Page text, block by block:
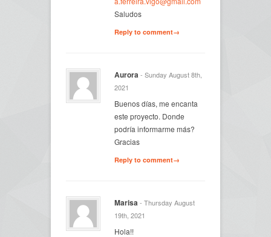
Saludos
Reply to comment→
Aurora- Sunday August 8th,
2021
Buenos días, me encanta
este proyecto. Donde
podría informarme más?
Gracias
Reply to comment→
Marisa- Thursday August
19th, 2021
Hola!!